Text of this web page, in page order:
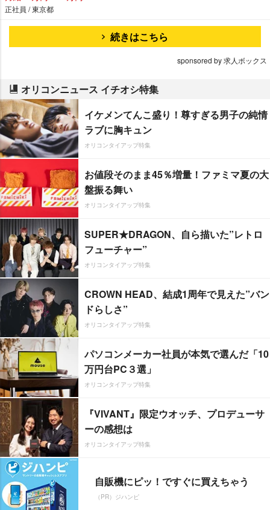
正社員 / 東京都
続きはこちら
sponsored by 求人ボックス
オリコンニュース イチオシ特集
イケメンてんこ盛り！尊すぎる男子の純情
ラブに胸キュン
オリコンタイアップ特集
お値段そのまま45％増量！ファミマ夏の大
盤振る舞い
オリコンタイアップ特集
SUPER★DRAGON、自ら描いた”レトロ
フューチャー”
オリコンタイアップ特集
CROWN HEAD、結成1周年で見えた”バン
ドらしさ”
オリコンタイアップ特集
パソコンメーカー社員が本気で選んだ「10
万円台PC３選」
オリコンタイアップ特集
『VIVANT』限定ウオッチ、プロデューサ
ーの感想は
オリコンタイアップ特集
自販機にピッ！ですぐに買えちゃう
（PR）ジハンピ